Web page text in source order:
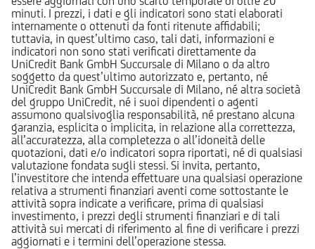
minuti. I prezzi, i dati e gli indicatori sono stati elaborati
internamente o ottenuti da fonti ritenute affidabili;
tuttavia, in quest’ultimo caso, tali dati, informazioni e
indicatori non sono stati verificati direttamente da
UniCredit Bank GmbH Succursale di Milano o da altro
soggetto da quest’ultimo autorizzato e, pertanto, né
UniCredit Bank GmbH Succursale di Milano, né altra società
del gruppo UniCredit, né i suoi dipendenti o agenti
assumono qualsivoglia responsabilità, né prestano alcuna
garanzia, esplicita o implicita, in relazione alla correttezza,
all’accuratezza, alla completezza o all’idoneità delle
quotazioni, dati e/o indicatori sopra riportati, né di qualsiasi
valutazione fondata sugli stessi. Si invita, pertanto,
l’investitore che intenda effettuare una qualsiasi operazione
relativa a strumenti finanziari aventi come sottostante le
attività sopra indicate a verificare, prima di qualsiasi
investimento, i prezzi degli strumenti finanziari e di tali
attività sui mercati di riferimento al fine di verificare i prezzi
aggiornati e i termini dell’operazione stessa.